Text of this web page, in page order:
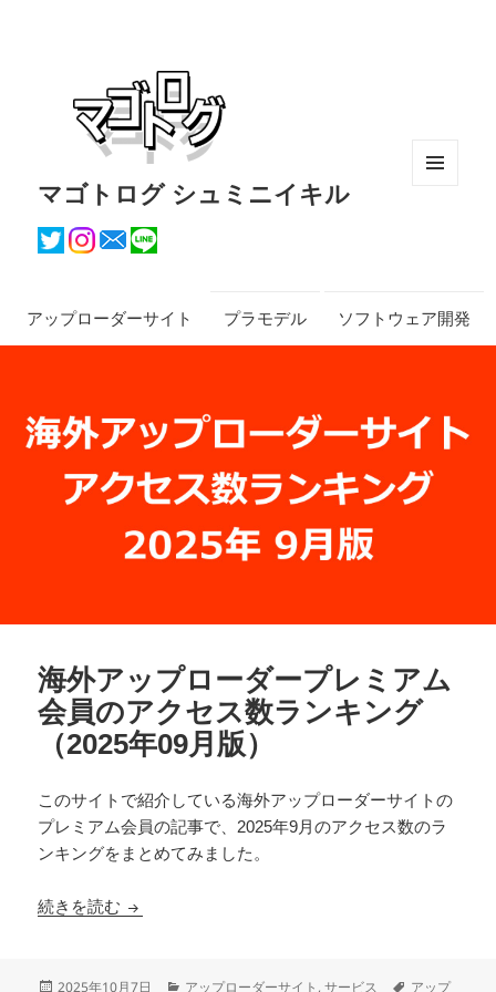
マゴトログ シュミニイキル
アップローダーサイト プラモデル ソフトウェア開発
海外アップローダープレミアム
会員のアクセス数ランキング
（2025年09月版）
このサイトで紹介している海外アップローダーサイトの
プレミアム会員の記事で、2025年9月のアクセス数のラ
ンキングをまとめてみました。
続きを読む 海外アップローダープレミアム会員のアクセス
投
2025年10月7日 カ
アップローダーサイト ,サービス タ
アップ